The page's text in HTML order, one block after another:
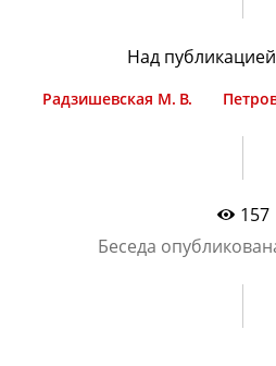
Над
Радзишевская М. В.
157
Беседа